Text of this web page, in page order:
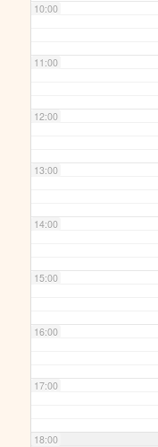
10:00
11:00
12:00
13:00
14:00
15:00
16:00
17:00
18:00